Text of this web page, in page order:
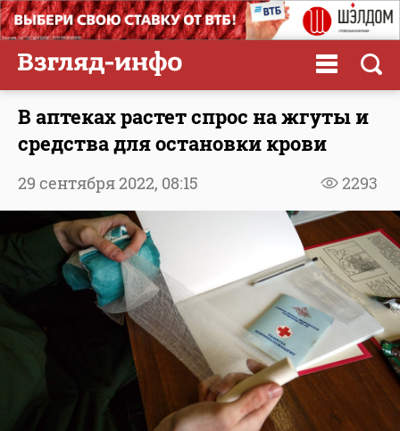
В аптеках растет спрос на жгуты и
средства для остановки крови
2293
29 сентября 2022, 08:15